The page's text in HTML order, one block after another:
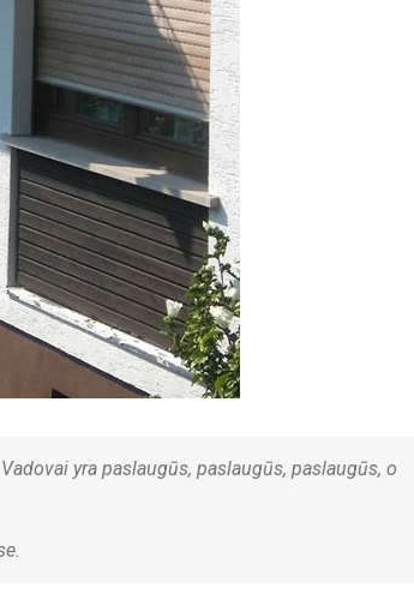
yra paslaugūs, paslaugūs, paslaugūs, o